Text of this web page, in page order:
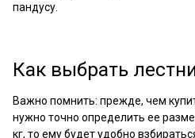
пандусу.
Как выбрать
Важно помнить: прежде, чем
нужно точно определить ее
кг, то ему будет удобно